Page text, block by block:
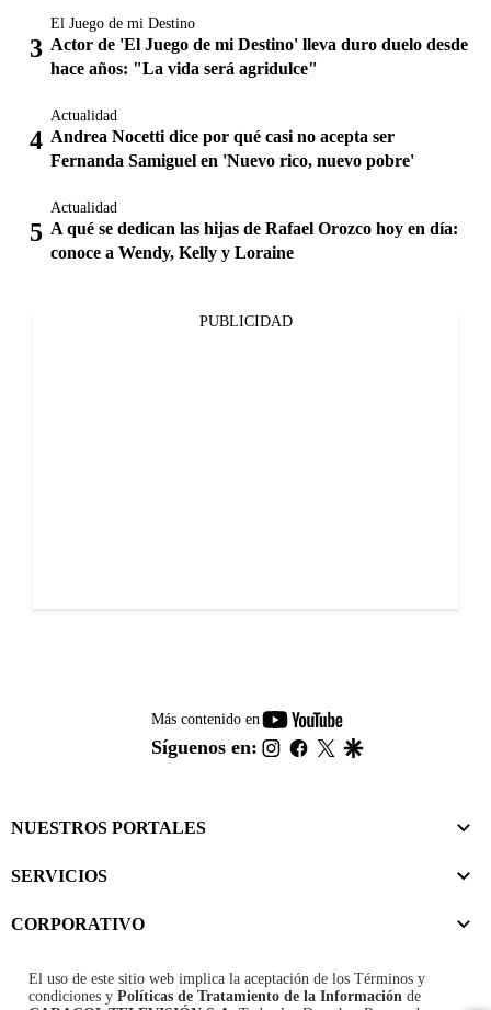
El Juego de mi Destino
Actor de 'El Juego de mi Destino' lleva duro duelo desde
hace años: "La vida será agridulce"
Actualidad
Andrea Nocetti dice por qué casi no acepta ser
Fernanda Samiguel en 'Nuevo rico, nuevo pobre'
Actualidad
A qué se dedican las hijas de Rafael Orozco hoy en día:
conoce a Wendy, Kelly y Loraine
PUBLICIDAD
Más contenido en
youtube-
footer
Síguenos en: instagram
facebook
twitter
NUESTROS PORTALES
SERVICIOS
CORPORATIVO
El uso de este sitio web implica la aceptación de los Términos y
condiciones y Políticas de Tratamiento de la Información de